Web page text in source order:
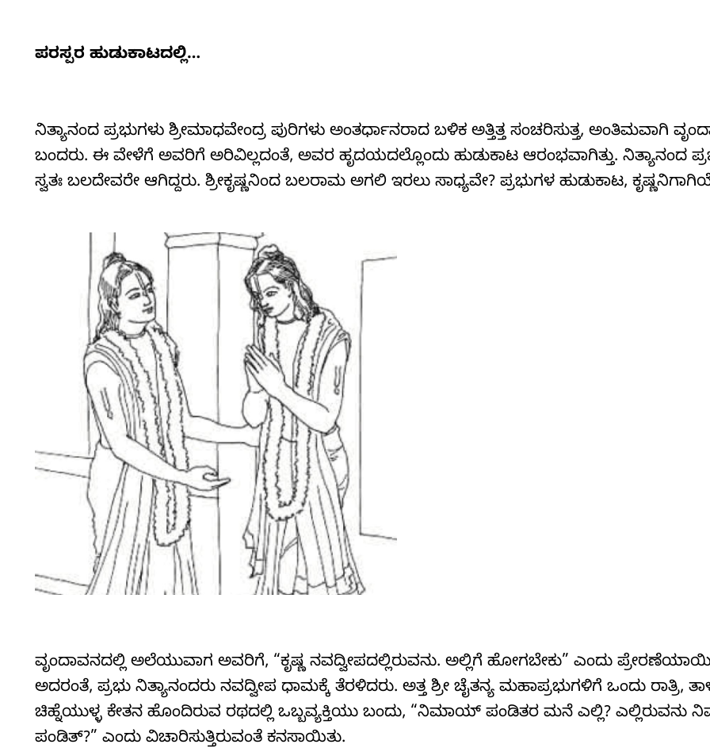
ಪರಸ್ಪರ ಹುಡುಕಾಟದಲ್ಲಿ…
ನಿತ್ಯಾನಂದ ಪ್ರಭುಗಳು ಶ್ರೀಮಾಧವೇಂದ್ರ ಪುರಿಗಳು ಅಂತರ್ಧಾನರಾದ ಬಳಿಕ ಅತ್ತಿತ್ತ ಸಂಚರಿಸುತ್ತ, ಅಂತಿಮವಾಗಿ
ಬಂದರು. ಈ ವೇಳೆಗೆ ಅವರಿಗೆ ಅರಿವಿಲ್ಲದಂತೆ, ಅವರ ಹೃದಯದಲ್ಲೊಂದು ಹುಡುಕಾಟ ಆರಂಭವಾಗಿತ್ತು. ನಿತ್ಯಾನಂದ
ಸ್ವತಃ ಬಲದೇವರೇ ಆಗಿದ್ದರು. ಶ್ರೀಕೃಷ್ಣನಿಂದ ಬಲರಾಮ ಅಗಲಿ ಇರಲು ಸಾಧ್ಯವೇ? ಪ್ರಭುಗಳ ಹುಡುಕಾಟ,
ವೃಂದಾವನದಲ್ಲಿ ಅಲೆಯುವಾಗ ಅವರಿಗೆ, “ಕೃಷ್ಣ ನವದ್ವೀಪದಲ್ಲಿರುವನು. ಅಲ್ಲಿಗೆ ಹೋಗಬೇಕು” ಎಂದು
ಅದರಂತೆ, ಪ್ರಭು ನಿತ್ಯಾನಂದರು ನವದ್ವೀಪ ಧಾಮಕ್ಕೆ ತೆರಳಿದರು. ಅತ್ತ ಶ್ರೀ ಚೈತನ್ಯ ಮಹಾಪ್ರಭುಗಳಿಗೆ ಒಂದು ರಾತ್ರಿ,
ಚಿಹ್ನೆಯುಳ್ಳ ಕೇತನ ಹೊಂದಿರುವ ರಥದಲ್ಲಿ ಒಬ್ಬವ್ಯಕ್ತಿಯು ಬಂದು, “ನಿಮಾಯ್ ಪಂಡಿತರ ಮನೆ ಎಲ್ಲಿ? ಎಲ್ಲಿರುವನು
ಪಂಡಿತ್?” ಎಂದು ವಿಚಾರಿಸುತ್ತಿರುವಂತೆ ಕನಸಾಯಿತು.